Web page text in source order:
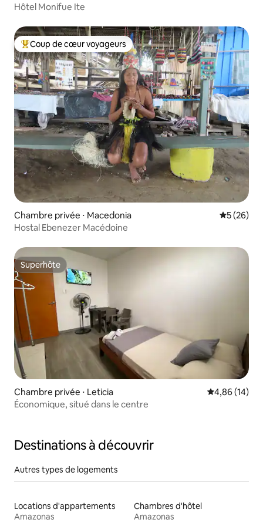
Hôtel Monifue Ite
Coups de cœur voyageurs les plus appréciés
Coup de cœur voyageurs
Chambre privée ⋅ Macedonia
5 (26)
Hostal Ebenezer Macédoine
Superhôte
Superhôte
Chambre privée ⋅ Leticia Évaluation
4,86 (14)
Économique, situé dans le centre
Destinations à découvrir
Autres types de logements
Locations d'appartements
Amazonas
Chambres d'hôtel
Amazonas